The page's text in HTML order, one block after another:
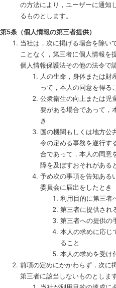
の方法により，ユーザーに通知
るものとします。
第5条（個人情報の第三者提供）
当社は，次に掲げる場合を除い
ことなく，第三者に個人情報を
個人情報保護法その他の法令で
人の生命，身体または財
って，本人の同意を得る
公衆衛生の向上または児
要がある場合であって，
き
国の機関もしくは地方公
令の定める事務を遂行す
合であって，本人の同意
障を及ぼすおそれがある
予め次の事項を告知ある
委員会に届出をしたとき
利用目的に第三者
第三者に提供され
第三者への提供の
本人の求めに応じ
ること
本人の求めを受け
前項の定めにかかわらず，次に
第三者に該当しないものとします